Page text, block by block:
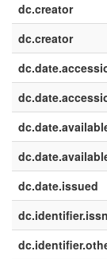
dc.creator
dc.creator
dc.date.issued
dc.identifier.issn